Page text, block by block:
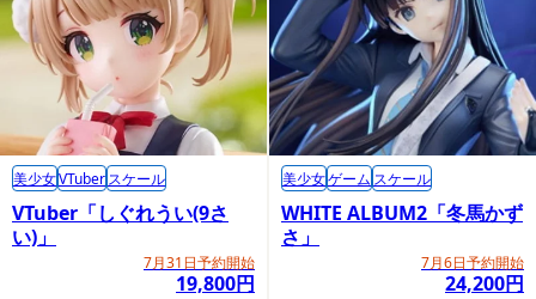
商品情報ページ
https://tamashiiweb.com/item/15316/
プレミアムバンダイ内商品購入ページ
VTuber「しぐれうい(9さ
い)」
7月31日予約開始
19,800円
美少女VTuberスケール
WHITE ALBUM2「冬馬かず
さ」
7月6日予約開始
24,200円
美少女ゲーム スケール